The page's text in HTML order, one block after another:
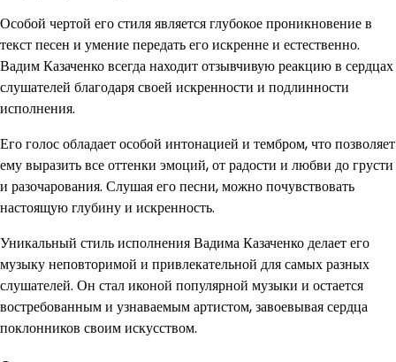
Особой чертой его стиля является глубокое проникновение в
текст песен и умение передать его искренне и естественно.
Вадим Казаченко всегда находит отзывчивую реакцию в сердцах
слушателей благодаря своей искренности и подлинности
исполнения.
Его голос обладает особой интонацией и тембром, что позволяет
ему выразить все оттенки эмоций, от радости и любви до грусти
и разочарования. Слушая его песни, можно почувствовать
настоящую глубину и искренность.
Уникальный стиль исполнения Вадима Казаченко делает его
музыку неповторимой и привлекательной для самых разных
слушателей. Он стал иконой популярной музыки и остается
востребованным и узнаваемым артистом, завоевывая сердца
поклонников своим искусством.